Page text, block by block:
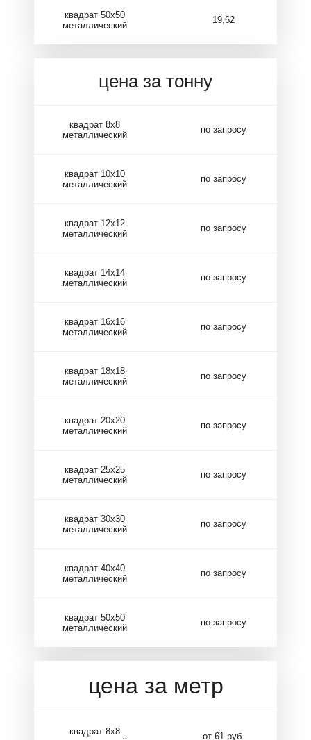
квадрат 50х50
металлический
19,62
цена за тонну
квадрат 8х8
металлический
по запросу
квадрат 10х10
металлический
по запросу
квадрат 12х12
металлический
по запросу
квадрат 14х14
металлический
по запросу
квадрат 16х16
металлический
по запросу
квадрат 18х18
металлический
по запросу
квадрат 20х20
металлический
по запросу
квадрат 25х25
металлический
по запросу
квадрат 30х30
металлический
по запросу
квадрат 40х40
металлический
по запросу
квадрат 50х50
металлический
по запросу
цена за метр
квадрат 8х8
от 61 руб.